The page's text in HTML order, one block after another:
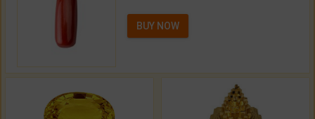
BUY NOW